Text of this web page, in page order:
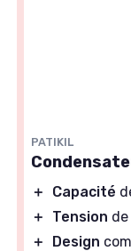
PATIKIL
＋ Capacité
＋
Tension
＋
Design